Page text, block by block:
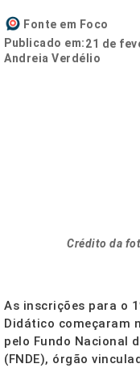
Fonte em Foco
Publicado em:21 de
Andreia Verdélio
Crédito da
As inscrições para o
Didático começaram
pelo Fundo Nacional
(FNDE), órgão